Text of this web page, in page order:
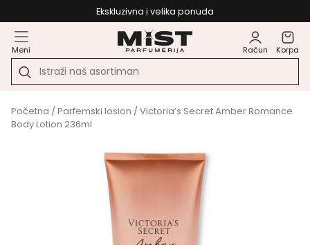
Ekskluzivna i velika ponuda
Meni Račun Korpa
Početna /Parfemski losion / Victoria’s Secret Amber Romance
Body Lotion 236ml